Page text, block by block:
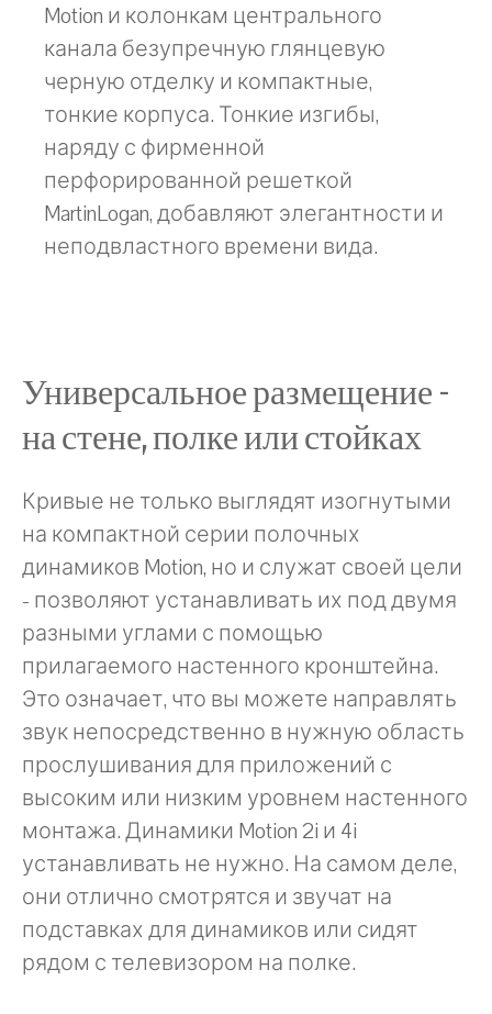
Motion и колонкам центрального
канала безупречную глянцевую
черную отделку и компактные,
тонкие корпуса. Тонкие изгибы,
наряду с фирменной
перфорированной решеткой
MartinLogan, добавляют элегантности и
неподвластного времени вида.
Универсальное размещение -
на стене, полке или стойках
Кривые не только выглядят изогнутыми
на компактной серии полочных
динамиков Motion, но и служат своей цели
- позволяют устанавливать их под двумя
разными углами с помощью
прилагаемого настенного кронштейна.
Это означает, что вы можете направлять
звук непосредственно в нужную область
прослушивания для приложений с
высоким или низким уровнем настенного
монтажа. Динамики Motion 2i и 4i
устанавливать не нужно. На самом деле,
они отлично смотрятся и звучат на
подставках для динамиков или сидят
рядом с телевизором на полке.